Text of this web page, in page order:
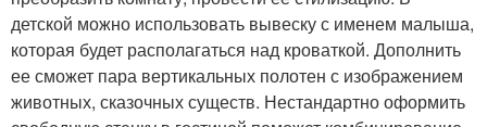
детской можно использовать вывеску с именем малыша,
которая будет располагаться над кроваткой. Дополнить
ее сможет пара вертикальных полотен с изображением
животных, сказочных существ. Нестандартно оформить